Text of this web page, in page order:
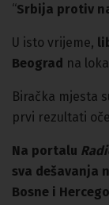
“Srbija protiv
U isto vrijeme,
Beograd na
Biračka mjesta
prvi rezultati
Na portalu
sva dešavanja
Bosne i